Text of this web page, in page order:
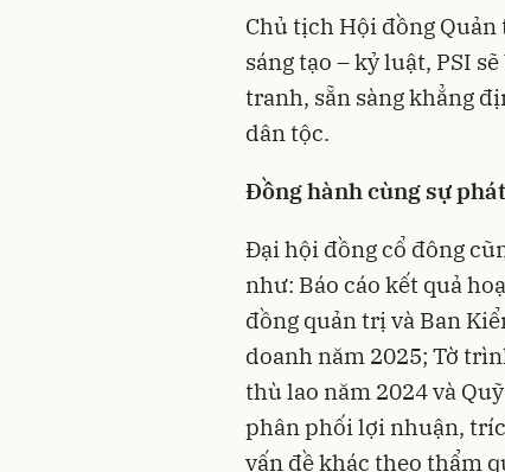
Chủ tịch Hội đồng
sáng tạo – kỷ luật, PSI
tranh, sẵn sàng khẳng
dân tộc.
Đồng hành cùng sự
Đại hội đồng cổ đông
như: Báo cáo kết quả
đồng quản trị và Ban
doanh năm 2025; Tờ
thù lao năm 2024 và
phân phối lợi nhuận,
vấn đề khác theo thẩm